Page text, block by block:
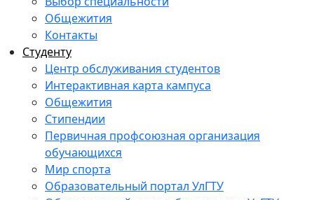
Общежития
Контакты
Студенту
Центр обслуживания студентов
Интерактивная карта кампуса
Общежития
Стипендии
Первичная профсоюзная организация
обучающихся
Мир спорта
Образовательный портал УлГТУ